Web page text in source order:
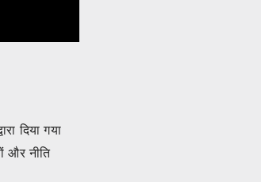
दिया गया
और नीति